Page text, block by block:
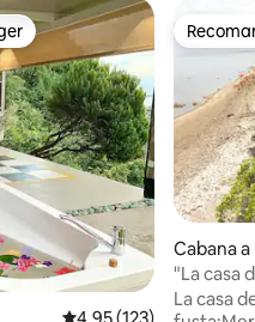
Cabana a
"La casa
mar"
La casa